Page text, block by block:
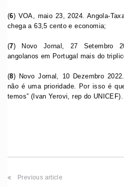
(6) VOA, maio 23, 2024. Angola-
chega a 63,5 cento e economia;
(7) Novo Jornal, 27 Setembro
angolanos em Portugal mais do
(8) Novo Jornal, 10 Dezembro
não é uma prioridade. Por isso é
temos” (Ivan Yerovi, rep do UNICEF).
Previous article